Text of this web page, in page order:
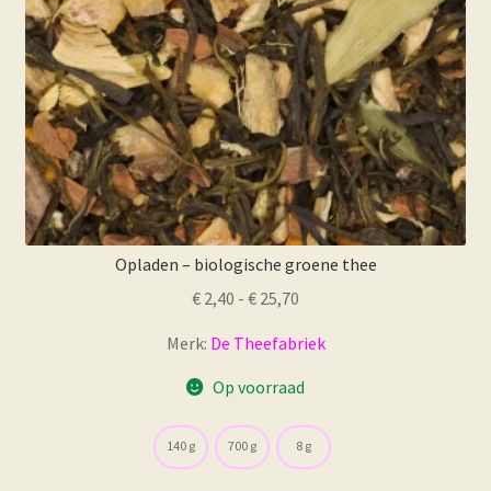
de
productpagina
Opladen – biologische groene thee
€ 2,40 - € 25,70
tot
€ 25,70
Merk: De Theefabriek
Op voorraad
140 g 700 g 8 g